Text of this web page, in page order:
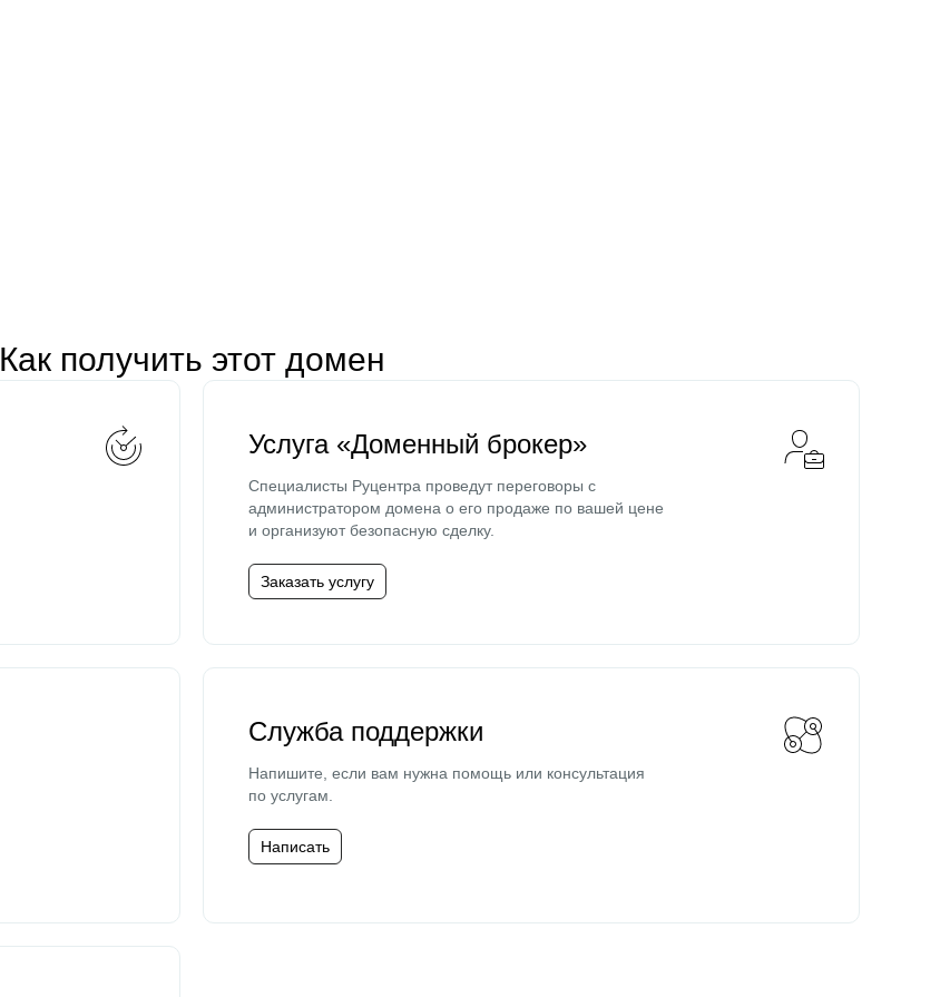
Как получить этот домен
Услуга «Доменный брокер»
Специалисты Руцентра проведут переговоры с
администратором домена о его продаже по вашей цене
и организуют безопасную сделку.
Заказать услугу
Служба поддержки
Напишите, если вам нужна помощь или консультация
по услугам.
Написать